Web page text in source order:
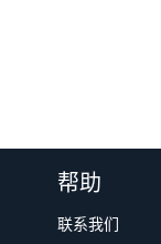
帮助
联系我们